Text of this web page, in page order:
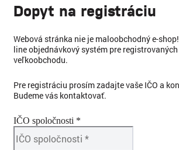
Dopyt na registráciu
Webová stránka nie je maloobchodný e-
line objednávkový systém pre
veľkoobchodu.
Pre registráciu prosím zadajte vaše IČO a
Budeme vás kontaktovať.
IČO spoločnosti *